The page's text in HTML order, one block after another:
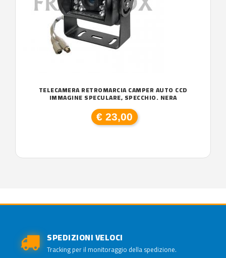
TELECAMERA RETROMARCIA CAMPER AUTO CCD
IMMAGINE SPECULARE, SPECCHIO. NERA
€ 23,00
SPEDIZIONI VELOCI
Tracking per il monitoraggio della spedizione.